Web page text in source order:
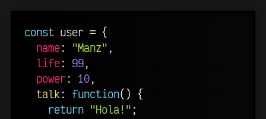
const user = {
name: "Manz" ,
life: 99,
power: 10,
talk : function()
{
return "Hola!" ;